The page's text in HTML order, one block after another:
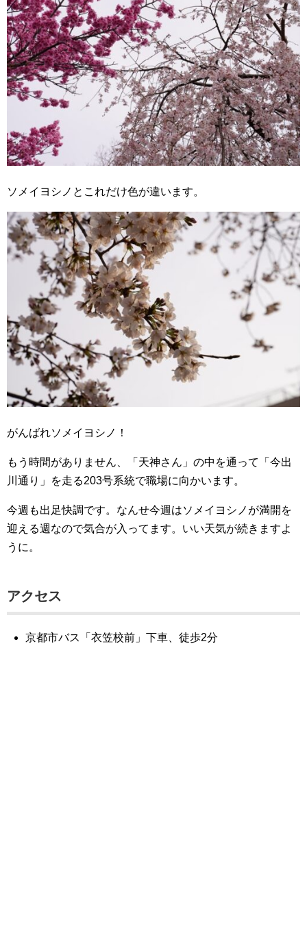
ソメイヨシノとこれだけ色が違います。
がんばれソメイヨシノ！
もう時間がありません、「天神さん」の中を通って「今出
川通り」を走る203号系統で職場に向かいます。
今週も出足快調です。なんせ今週はソメイヨシノが満開を
迎える週なので気合が入ってます。いい天気が続きますよ
うに。
アクセス
京都市バス「衣笠校前」下車、徒歩2分